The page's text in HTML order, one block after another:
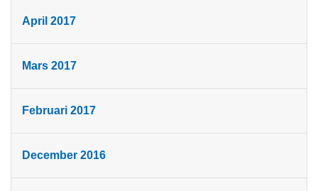
April 2017
Mars 2017
Februari 2017
December 2016